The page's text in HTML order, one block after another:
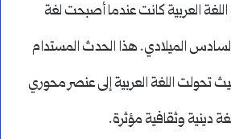
اللغة العربية كانت عندما أصبحت لغة
الميلادي. هذا الحدث المستدام
تحولت اللغة العربية إلى عنصر محوري
دينية وثقافية مؤثرة.